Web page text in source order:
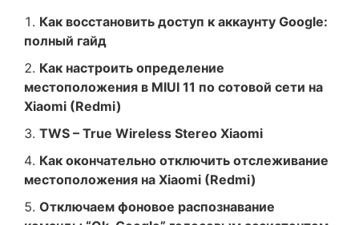
Как восстановить доступ к аккаунту Google:
полный гайд
Как настроить определение
местоположения в MIUI 11 по сотовой сети на
Xiaomi (Redmi)
TWS – True Wireless Stereo Xiaomi
Как окончательно отключить отслеживание
местоположения на Xiaomi (Redmi)
Отключаем фоновое распознавание